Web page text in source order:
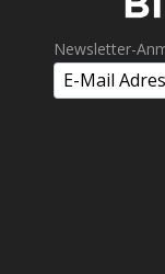
Newsletter-